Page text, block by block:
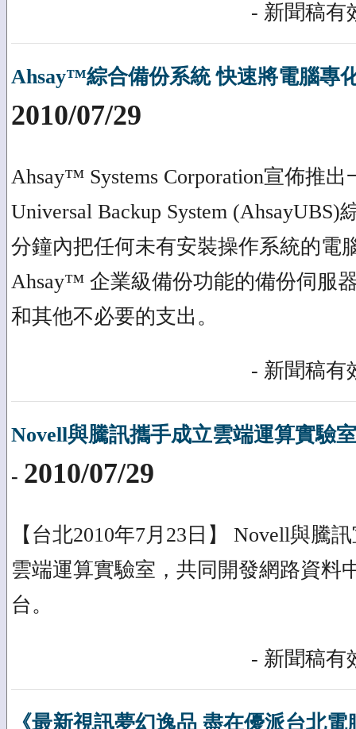
- 新聞稿有
Ahsay™綜合備份系統 快速將電腦專
2010/07/29
Ahsay™ Systems Corporation宣佈推
Universal Backup System
分鐘內把任何未有安裝操作系統的電
Ahsay™ 企業級備份功能的備份伺服
和其他不必要的支出。
- 新聞稿有
Novell與騰訊攜手成立雲端運算實驗
- 2010/07/29
【台北2010年7月23日】 Novell與騰
雲端運算實驗室，共同開發網路資料
台。
- 新聞稿有
《最新視訊夢幻逸品 盡在優派台北